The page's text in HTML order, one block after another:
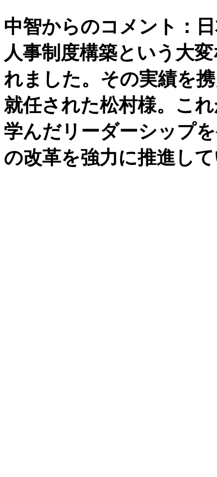
中智からのコメント：
人事制度構築という大
れました。その実績を
就任された松村様。こ
学んだリーダーシップ
の改革を強力に推進し